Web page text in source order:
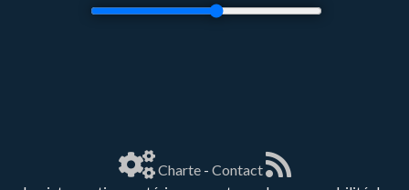
Charte- Contact